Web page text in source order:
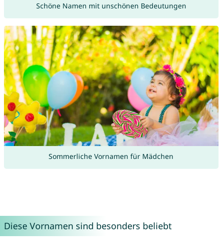
Schöne Namen mit unschönen Bedeutungen
Sommerliche Vornamen für Mädchen
Diese Vornamen sind besonders beliebt